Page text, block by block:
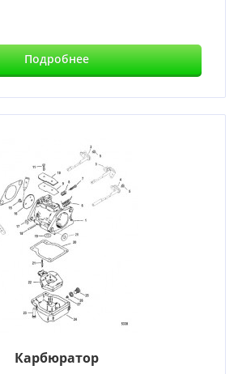
Подробнее
Карбюратор